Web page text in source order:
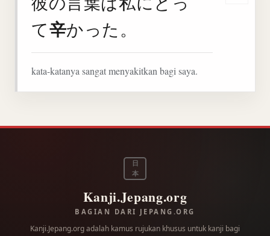
て辛かった。
kata-katanya sangat menyakitkan bagi saya.
日
本
Kanji.Jepang.org
BAGIAN DARI JEPANG.ORG
Kanji.Jepang.org adalah kamus rujukan khusus untuk kanji bagi